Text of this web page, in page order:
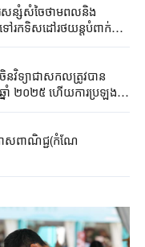
រសន្សំសំចៃថាមពលនិង
ទៅ​រក​ទិ​សដៅរថយន្តបំពាក់​​
វិទ្យាជាសកលត្រូវបាន
យការប្រឡង
ាសពាណិជ្ជ(កំណែ